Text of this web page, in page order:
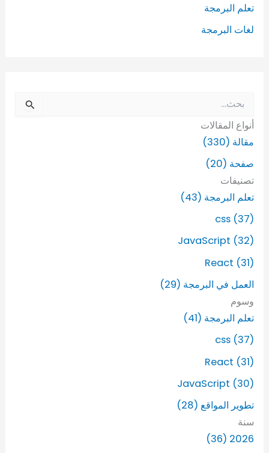
تعلم البرمجة
لغات البرمجة
ب
ح
ع
:
أنواع المقالات
مقالة (330)
صفحة (20)
تصنيفات
تعلم البرمجة (43)
css (37)
JavaScript (32)
React (31)
العمل في البرمجة (29)
وسوم
تعلم البرمجة (41)
css (37)
React (31)
JavaScript (30)
تطوير المواقع (28)
سنة
2026 (36)